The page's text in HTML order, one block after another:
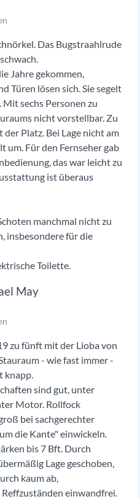
Das Bugstraahlrude
Jahre gekommen,
Türen lösen sich. Sie segelt
sechs Personen zu
nicht vorstellbar. Zu
Platz. Bei Lage nicht am
um. Für den Fernseher gab
das war leicht zu
ist überaus
manchmal nicht zu
insbesondere für die
Toilette.
May
zu fünft mit der Lioba von
- wie fast immer -
knapp.
sind gut, unter
Motor. Rollfock
bei sachgerechter
die Kante" einwickeln.
bis 7 Bft. Durch
Lage geschoben,
kaum ab,
einwandfrei.